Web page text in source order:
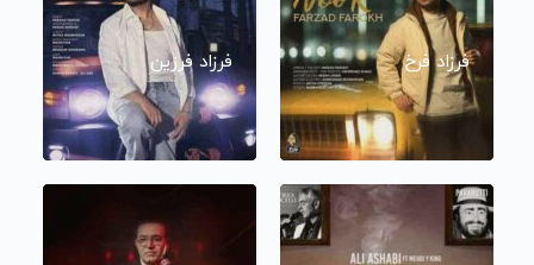
فرزاد فرخ فرزاد فرزین